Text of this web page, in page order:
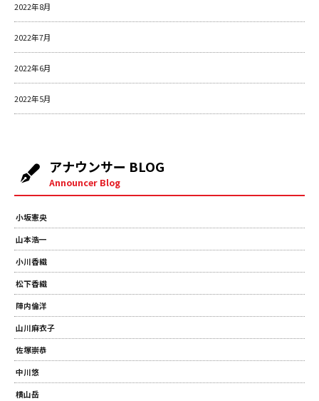
2022年8月
2022年7月
2022年6月
2022年5月
アナウンサー BLOG
Announcer Blog
小坂憲央
山本浩一
小川香織
松下香織
陣内倫洋
山川麻衣子
佐塚崇恭
中川悠
横山岳